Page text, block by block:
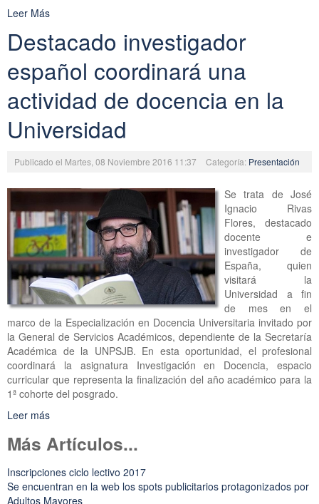
Leer Más
Destacado investigador
español coordinará una
actividad de docencia en la
Universidad
Publicado el Martes, 08 Noviembre 2016 11:37 Categoría: Presentación
Se trata de José
Ignacio Rivas
Flores, destacado
docente e
investigador de
España, quien
visitará la
Universidad a fin
de mes en el
marco de la Especialización en Docencia Universitaria invitado por
la General de Servicios Académicos, dependiente de la Secretaría
Académica de la UNPSJB. En esta oportunidad, el profesional
coordinará la asignatura Investigación en Docencia, espacio
curricular que representa la finalización del año académico para la
1ª cohorte del posgrado.
Leer más
Más Artículos...
Inscripciones ciclo lectivo 2017
Se encuentran en la web los spots publicitarios protagonizados por
Adultos Mayores